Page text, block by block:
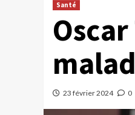
Santé
23 février 2024 0